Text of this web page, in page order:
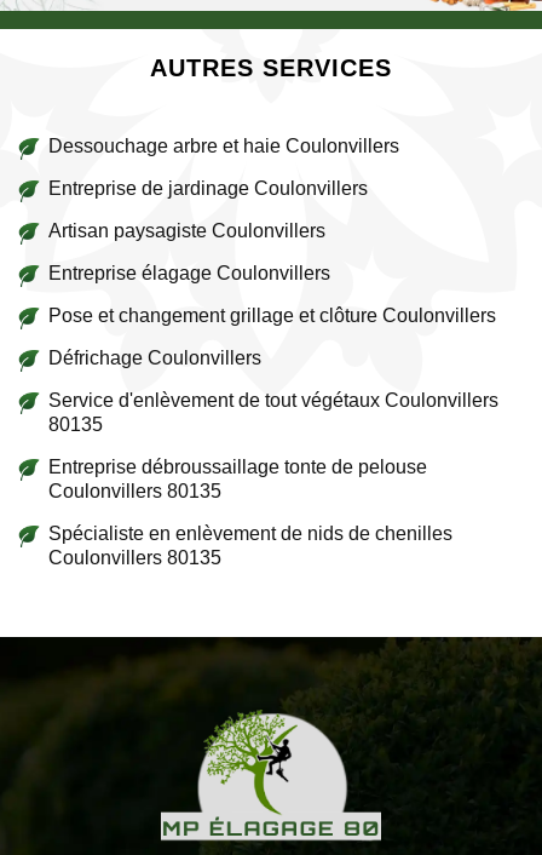
AUTRES SERVICES
Dessouchage arbre et haie Coulonvillers
Entreprise de jardinage Coulonvillers
Artisan paysagiste Coulonvillers
Entreprise élagage Coulonvillers
Pose et changement grillage et clôture Coulonvillers
Défrichage Coulonvillers
Service d'enlèvement de tout végétaux Coulonvillers
80135
Entreprise débroussaillage tonte de pelouse
Coulonvillers 80135
Spécialiste en enlèvement de nids de chenilles
Coulonvillers 80135